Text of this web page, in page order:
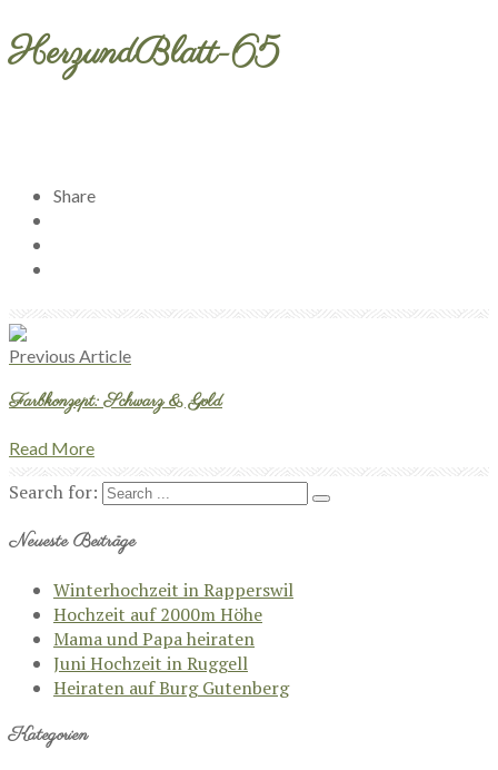
HerzundBlatt-65
Share
Previous Article
Farbkonzept: Schwarz & Gold
Read More
Search for:
Neueste Beiträge
Winterhochzeit in Rapperswil
Hochzeit auf 2000m Höhe
Mama und Papa heiraten
Juni Hochzeit in Ruggell
Heiraten auf Burg Gutenberg
Kategorien